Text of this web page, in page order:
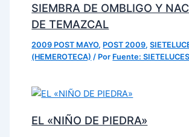
SIEMBRA DE OMBLIGO Y
DE TEMAZCAL
2009 POST MAYO, POST 2009,
(HEMEROTECA) / Por Fuente: SIETELUCES
EL «NIÑO DE PIEDRA»